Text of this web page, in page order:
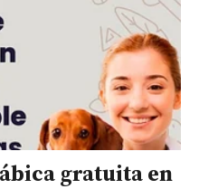
gratuita en